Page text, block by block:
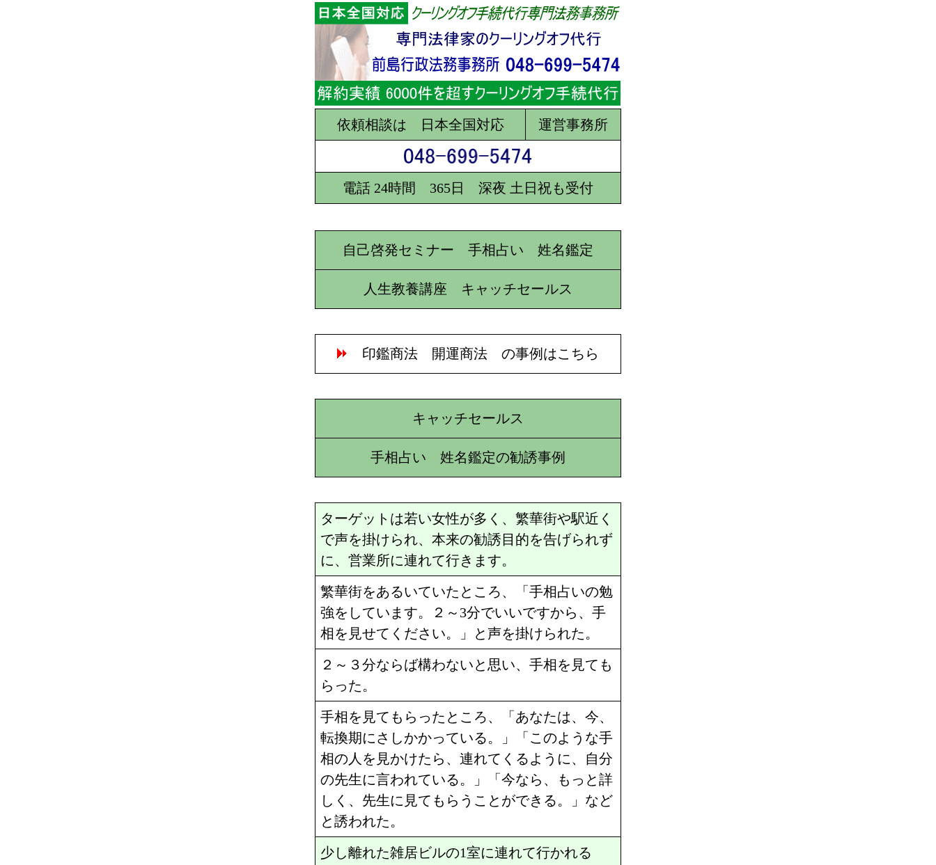
依頼相談は 日本全国対応 運営事務所
電話 24時間 365日 深夜 土日祝も受付
自己啓発セミナー 手相占い 姓名鑑定
人生教養講座 キャッチセールス
印鑑商法 開運商法 の事例はこちら
キャッチセールス
手相占い 姓名鑑定の勧誘事例
ターゲットは若い女性が多く、繁華街や駅近く
で声を掛けられ、本来の勧誘目的を告げられず
に、営業所に連れて行きます。
繁華街をあるいていたところ、「手相占いの勉
強をしています。２～3分でいいですから、手
相を見せてください。」と声を掛けられた。
２～３分ならば構わないと思い、手相を見ても
らった。
手相を見てもらったところ、「あなたは、今、
転換期にさしかかっている。」「このような手
相の人を見かけたら、連れてくるように、自分
の先生に言われている。」「今なら、もっと詳
しく、先生に見てもらうことができる。」など
と誘われた。
少し離れた雑居ビルの1室に連れて行かれる